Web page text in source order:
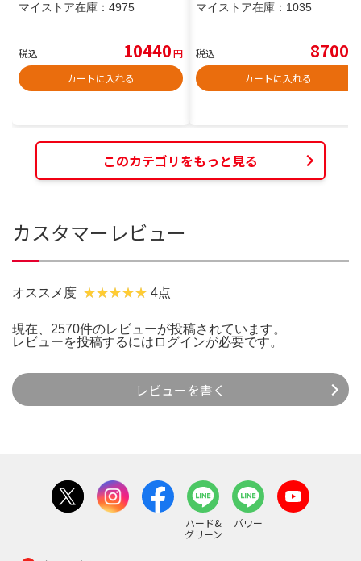
マイストア在庫： 4975
税込 10440円
カートに入れる
マイストア在庫： 1035
税込 8700
カートに入れる
このカテゴリをもっと見る
カスタマーレビュー
オススメ度 4点
現在、2570件のレビューが投稿されています。
レビューを投稿するには ログインが必要です。
レビューを書く
ハード&
グリーン
パワー